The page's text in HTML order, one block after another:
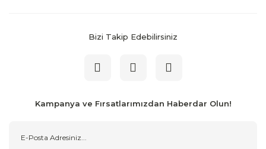
Bizi Takip Edebilirsiniz
Kampanya ve Fırsatlarımızdan Haberdar Olun!